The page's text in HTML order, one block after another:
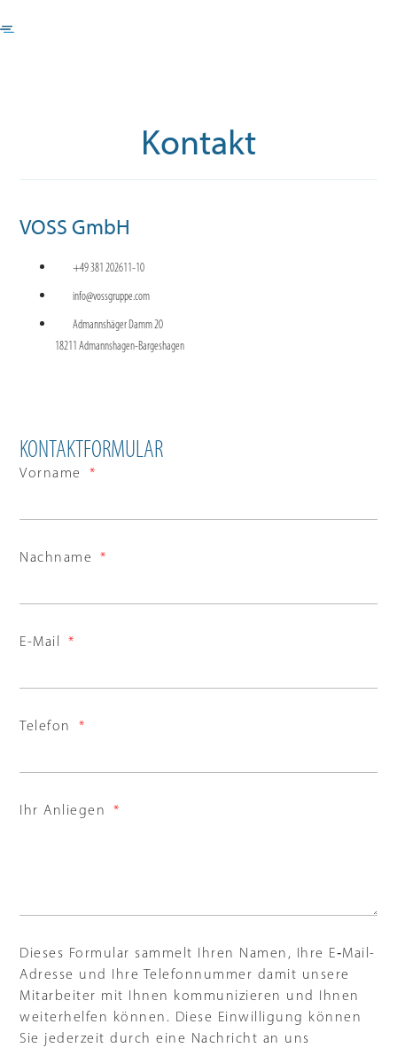
Kontakt
VOSS GmbH
+49 381 202611-10
info@vossgruppe.com
Admannshäger Damm 20
18211 Admannshagen-Bargeshagen
KONTAKTFORMULAR
Vorname
Nachname
E-Mail
Telefon
Ihr Anliegen
Dieses Formular sammelt Ihren Namen, Ihre E‑Mail-
Adresse und Ihre Telefonnummer damit unsere
Mitarbeiter mit Ihnen kommunizieren und Ihnen
weiterhelfen können. Diese Einwilligung können
Sie jederzeit durch eine Nachricht an uns